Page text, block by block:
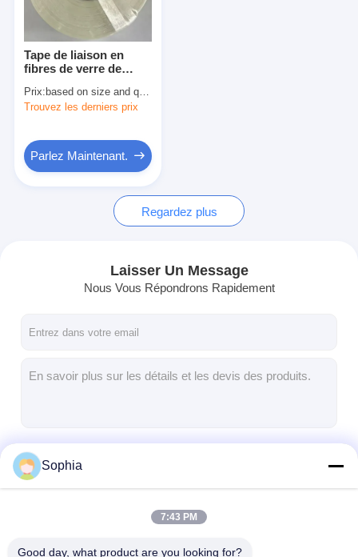
Tape de liaison en
fibres de verre de
imprégnée de résine
Prix: based on size and quantity
Trouvez les derniers prix
Parlez Maintenant.
Regardez plus
Laisser Un Message
Nous Vous Répondrons Rapidement
Sophia
7:43 PM
Good day, what product are you looking for?